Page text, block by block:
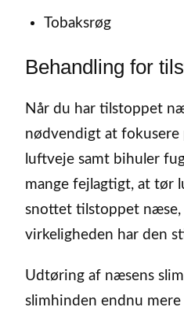
Tobaksrøg
Behandling for
Når du har tilstoppet
nødvendigt at fokusere
luftveje samt bihuler
mange fejlagtigt, at tør
snottet tilstoppet næse,
virkeligheden har den
Udtøring af næsens
slimhinden endnu